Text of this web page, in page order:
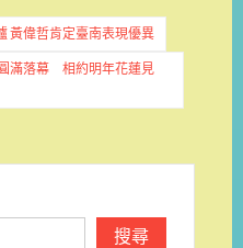
黃偉哲肯定臺南表現優異
滿落幕 相約明年花蓮見
搜尋